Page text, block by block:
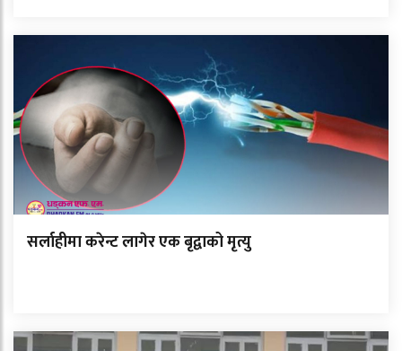
सर्लाहीमा करेन्ट लागेर एक बृद्वाको मृत्यु